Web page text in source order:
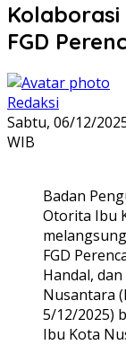
Kolaborasi
FGD
Redaksi
Sabtu, 06/12/
WIB
Badan
Otorita Ibu
FGD
Handal,
Nusantara
5/12/2025)
Ibu Kota